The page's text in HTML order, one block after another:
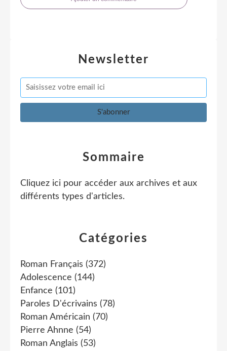
Newsletter
Catégories
Roman Français (372)
Adolescence (144)
Enfance (101)
Paroles D'écrivains (78)
Roman Américain (70)
Pierre Ahnne (54)
Roman Anglais (53)
Sommaire
Cliquez ici pour accéder aux archives et aux
différents types d'articles.